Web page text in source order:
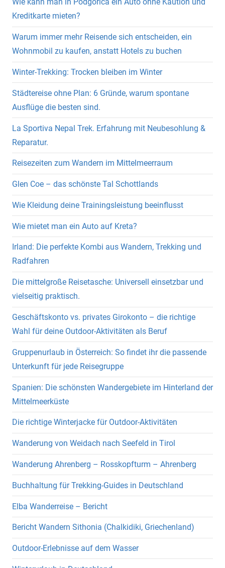
Wie kann man in Podgorica ein Auto ohne Kaution und
Kreditkarte mieten?
Warum immer mehr Reisende sich entscheiden, ein
Wohnmobil zu kaufen, anstatt Hotels zu buchen
Winter-Trekking: Trocken bleiben im Winter
Städtereise ohne Plan: 6 Gründe, warum spontane
Ausflüge die besten sind.
La Sportiva Nepal Trek. Erfahrung mit Neubesohlung &
Reparatur.
Reisezeiten zum Wandern im Mittelmeerraum
Glen Coe – das schönste Tal Schottlands
Wie Kleidung deine Trainingsleistung beeinflusst
Wie mietet man ein Auto auf Kreta?
Irland: Die perfekte Kombi aus Wandern, Trekking und
Radfahren
Die mittelgroße Reisetasche: Universell einsetzbar und
vielseitig praktisch.
Geschäftskonto vs. privates Girokonto – die richtige
Wahl für deine Outdoor-Aktivitäten als Beruf
Gruppenurlaub in Österreich: So findet ihr die passende
Unterkunft für jede Reisegruppe
Spanien: Die schönsten Wandergebiete im Hinterland der
Mittelmeerküste
Die richtige Winterjacke für Outdoor-Aktivitäten
Wanderung von Weidach nach Seefeld in Tirol
Wanderung Ahrenberg – Rosskopfturm – Ahrenberg
Buchhaltung für Trekking-Guides in Deutschland
Elba Wanderreise – Bericht
Bericht Wandern Sithonia (Chalkidiki, Griechenland)
Outdoor-Erlebnisse auf dem Wasser